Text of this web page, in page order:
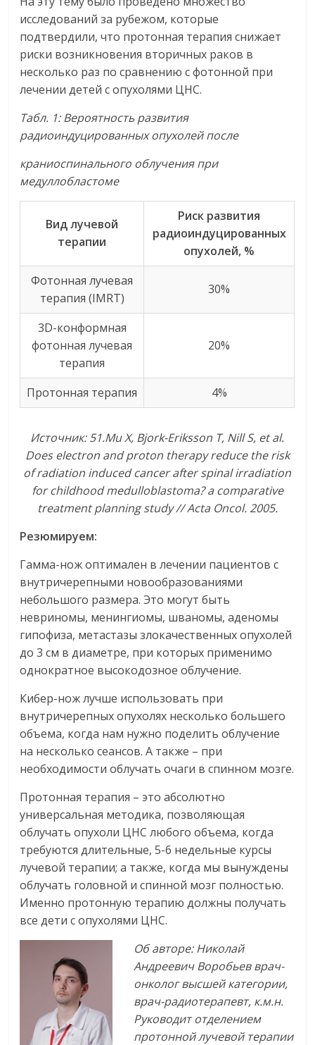
исследований за рубежом, которые
подтвердили, что протонная терапия снижает
риски возникновения вторичных раков в
несколько раз по сравнению с фотонной при
лечении детей с опухолями ЦНС.
Табл. 1: Вероятность развития
радиоиндуцированных опухолей после
краниоспинального облучения при
медуллобластоме
Вид лучевой
терапии
Риск развития
радиоиндуцированных
опухолей, %
Фотонная лучевая
терапия (IMRT)
30%
3D-конформная
фотонная лучевая
терапия
20%
Протонная терапия 4%
Источник: 51.Mu X, Bjork-Eriksson T, Nill S, et al.
Does electron and proton therapy reduce the risk
of radiation induced cancer after spinal irradiation
for childhood medulloblastoma? a comparative
treatment planning study // Acta Oncol. 2005.
Резюмируем:
Гамма-нож оптимален в лечении пациентов с
внутричерепными новообразованиями
небольшого размера. Это могут быть
невриномы, менингиомы, шваномы, аденомы
гипофиза, метастазы злокачественных опухолей
до 3 см в диаметре, при которых применимо
однократное высокодозное облучение.
Кибер-нож лучше использовать при
внутричерепных опухолях несколько большего
объема, когда нам нужно поделить облучение
на несколько сеансов. А также – при
необходимости облучать очаги в спинном мозге.
Протонная терапия – это абсолютно
универсальная методика, позволяющая
облучать опухоли ЦНС любого объема, когда
требуются длительные, 5-6 недельные курсы
лучевой терапии; а также, когда мы вынуждены
облучать головной и спинной мозг полностью.
Именно протонную терапию должны получать
все дети с опухолями ЦНС.
Об авторе: Николай
Андреевич Воробьев врач-
онколог высшей категории,
врач-радиотерапевт, к.м.н.
Руководит отделением
протонной лучевой терапии